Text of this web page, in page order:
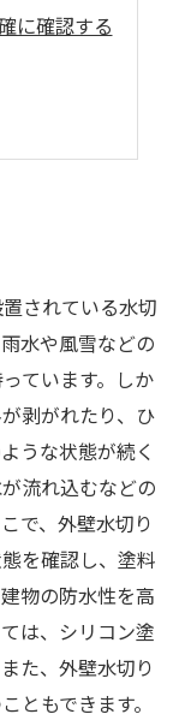
に確認する
されている水切
水や風雪などの
ています。しか
剥がれたり、ひ
うな状態が続く
流れ込むなどの
で、外壁水切り
を確認し、塗料
物の防水性を高
は、シリコン塗
た、外壁水切り
ともできます。